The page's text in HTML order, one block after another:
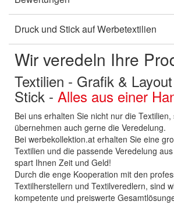
Druck und Stick auf Werbetextilien
Wir veredeln Ihre
Textilien - Grafik &
Stick - Alles aus einer
Bei uns erhalten Sie nicht nur die
übernehmen auch gerne die Veredelung.
Bei werbekollektion.at erhalten Sie eine
Textilien und die passende Veredelung
spart Ihnen Zeit und Geld!
Durch die enge Kooperation mit den
Textilherstellern und Textilveredlern, sind
kompetente und preiswerte